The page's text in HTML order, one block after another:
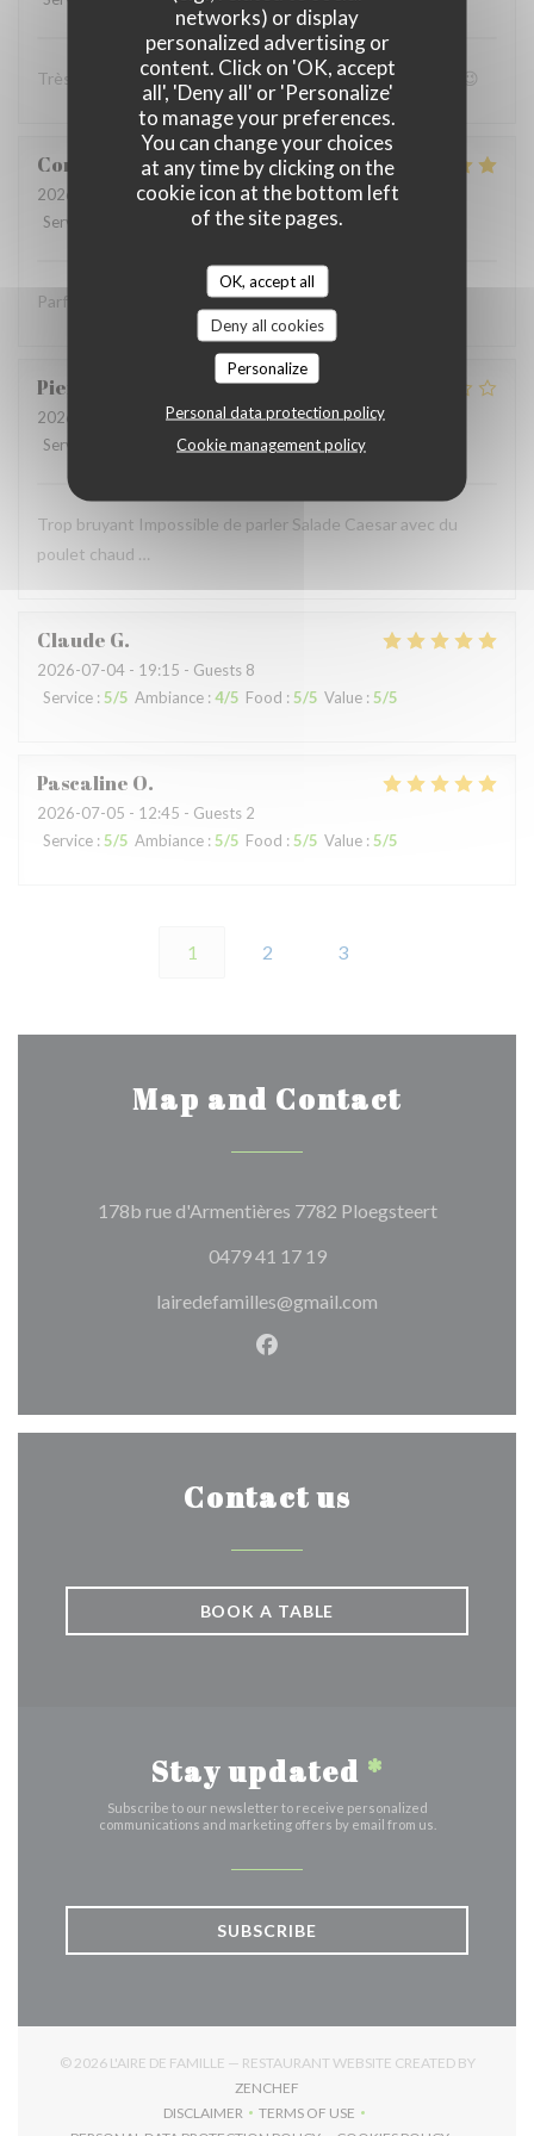
networks) or display
personalized advertising or
content. Click on 'OK, accept
all', 'Deny all' or 'Personalize'
to manage your preferences.
You can change your choices
at any time by clicking on the
cookie icon at the bottom left
of the site pages.
OK, accept all
Deny all cookies
Personalize
Personal data protection policy
Cookie management policy
Très bon accueil et patron super sympa Personnel au top😉
Coralie
2026-07-05
- 12:15 - Guests 4
Service
Ambiance: 5/5 Food :5/5 Value
Parfait comme toujours !
Pierre
2026-07-05
- 12:30 - Guests 9
Service
Ambiance:1/5 Food:2/5 Value:
Trop bruyant Impossible de parler Salade Caesar avec du
poulet chaud …
Claude G
2026-07-04 - 19:15 - Guests 8
Service : 5/5 Ambiance : 4/5 Food : 5/5 Value :5/5
Pascaline O
2026-07-05 - 12:45 - Guests 2
Service : 5/5 Ambiance : 5/5 Food : 5/5 Value : 5/5
1 2 3
Map and Contact
178b rue d'Armentières 7782 Ploegsteert((opens in
0479 41 17 19
lairedefamilles@gmail.com
Facebook ((opens in a new
Contact us
BOOK A TABLE
Stay updated *
Subscribe to our newsletter to receive personalized
communications and marketing offers by email from us.
SUBSCRIBE
© 2026 L'AIRE DE FAMILLE — RESTAURANT WEBSITE CREATED BY
ZENCHEF
DISCLAIMER
((OPENS IN A NEW WINDOW))
TERMS OF USE
((OPENS IN A NEW WINDOW))